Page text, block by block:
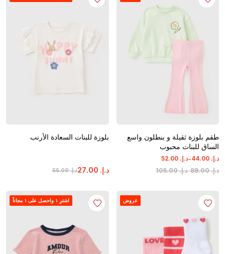
طقم بلوزة ثقيلة و بنطلون واسع
الساق للبنات محبوب
د.إ. 44.00
-د.إ. 52.00
د.إ.‏
89.00
-د.إ.‏
105.00
بلوزة للبنات السعادة الأرنب
د.إ.‏
55.00 د.إ. 27.00
عروض اشترِ ١ واحصل على ١ مجاناً